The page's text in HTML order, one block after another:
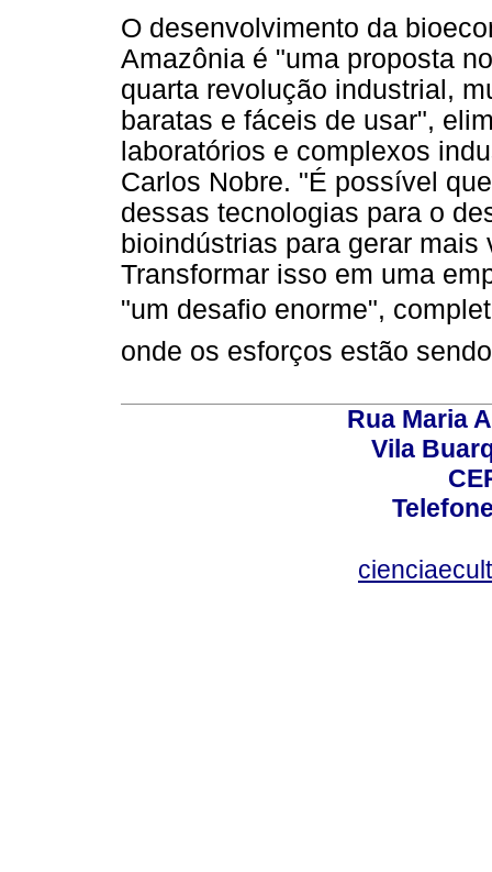
O desenvolvimento da
Amazônia é "uma proposta
quarta revolução industrial,
baratas e fáceis de usar",
laboratórios e complexos
Carlos Nobre. "É possível
dessas tecnologias para o
bioindústrias para gerar
Transformar isso em uma
"um desafio enorme",
onde os esforços estão
Rua Maria
Vila